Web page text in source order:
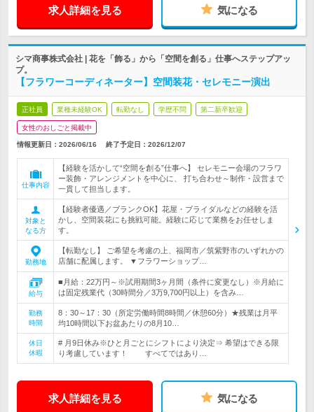
求人詳細を見る 気になる
シマ商事株式会社 | 花を「飾る」から「空間を創る」仕事へステップアッ
プ。
【フラワーコーディネーター】空間装花・セレモニー演出
正社員 業種未経験OK 転勤なし 学歴不問 第二新卒歓迎
女性のおしごと掲載中
情報更新日：2026/06/16 終了予定日： 2026/12/07
仕事内容
【経験を活かして“空間を創る”仕事へ】 セレモニー会場のフラワ
ー装飾・アレンジメントを中心に、 打ち合わせ～制作・設営まで
一貫して担当します。
対象と
なる方
【経験者優遇／ブランクOK】花屋・ブライダルなどの経験を活
かし、空間装花にも挑戦可能。経験に応じて業務をお任せしま
す。
勤務地
【転勤なし】 ご希望を考慮の上、福岡市／筑紫野市のいずれかの
店舗に配属します。 ▼フラワーショップ…
給与
■月給：22万円～※試用期間3ヶ月間（条件に変更なし）※月給に
は固定残業代（30時間分／3万9,700円以上）を含み…
勤務
時間
8：30～17：30（所定労働時間8時間／休憩60分）★残業は月平
均10時間以下お盆あたりの8月10…
休日
休暇
# 月9日休み※ひと月ごとにシフトにより決定⇒ 希望はできる限
り考慮しています！ すべてではあり…
求人詳細を見る 気になる